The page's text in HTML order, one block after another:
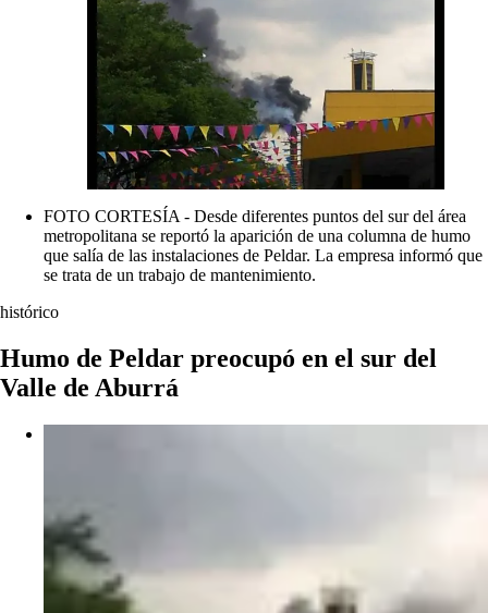
FOTO CORTESÍA - Desde diferentes puntos del sur del área
metropolitana se reportó la aparición de una columna de humo
que salía de las instalaciones de Peldar. La empresa informó que
se trata de un trabajo de mantenimiento.
histórico
Humo de Peldar preocupó en el sur del
Valle de Aburrá